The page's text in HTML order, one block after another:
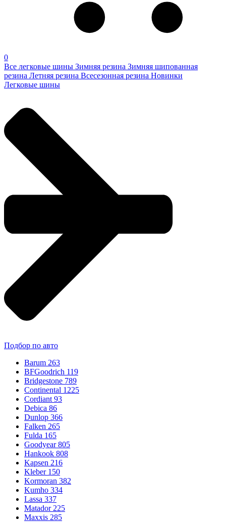
0
Все легковые шины Зимняя резина Зимняя шипованная
резина Летняя резина Всесезонная резина Новинки
Легковые шины
Подбор по авто
Barum 263
BFGoodrich 119
Bridgestone 789
Continental 1225
Cordiant 93
Debica 86
Dunlop 366
Falken 265
Fulda 165
Goodyear 805
Hankook 808
Kapsen 216
Kleber 150
Kormoran 382
Kumho 334
Lassa 337
Matador 225
Maxxis 285